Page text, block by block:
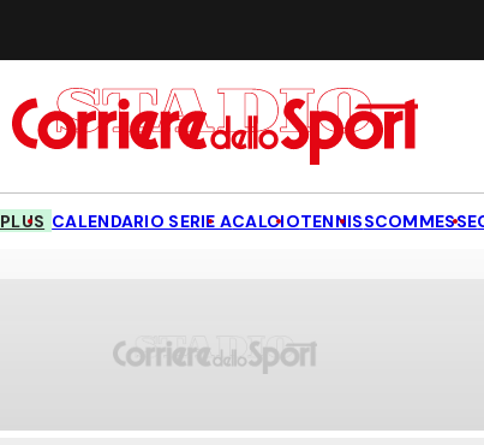
CALENDARIO SERIE ACALCIOTENNISSCOMMESSE